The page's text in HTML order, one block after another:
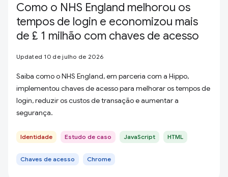
Como o NHS England melhorou os
tempos de login e economizou mais
de £ 1 milhão com chaves de acesso
Updated 10 de julho de 2026
Saiba como o NHS England, em parceria com a Hippo,
implementou chaves de acesso para melhorar os tempos de
login, reduzir os custos de transação e aumentar a
segurança.
Identidade Estudo de caso JavaScript HTML
Chaves de acesso Chrome